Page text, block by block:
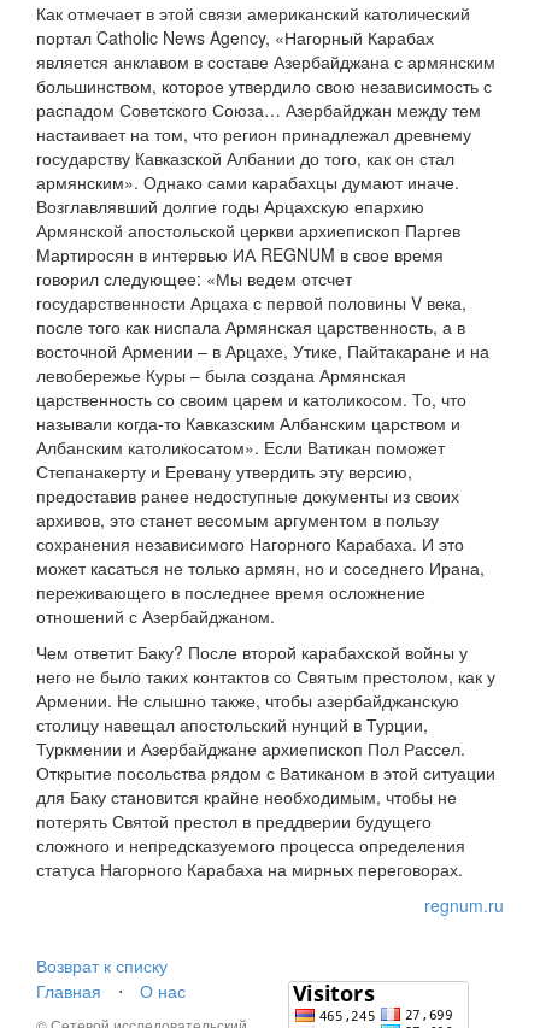
Как отмечает в этой связи американский католический
портал Catholic News Agency, «Нагорный Карабах
является анклавом в составе Азербайджана с армянским
большинством, которое утвердило свою независимость с
распадом Советского Союза… Азербайджан между тем
настаивает на том, что регион принадлежал древнему
государству Кавказской Албании до того, как он стал
армянским». Однако сами карабахцы думают иначе.
Возглавлявший долгие годы Арцахскую епархию
Армянской апостольской церкви архиепископ Паргев
Мартиросян в интервью ИА REGNUM в свое время
говорил следующее: «Мы ведем отсчет
государственности Арцаха с первой половины V века,
после того как ниспала Армянская царственность, а в
восточной Армении – в Арцахе, Утике, Пайтакаране и на
левобережье Куры – была создана Армянская
царственность со своим царем и католикосом. То, что
называли когда-то Кавказским Албанским царством и
Албанским католикосатом». Если Ватикан поможет
Степанакерту и Еревану утвердить эту версию,
предоставив ранее недоступные документы из своих
архивов, это станет весомым аргументом в пользу
сохранения независимого Нагорного Карабаха. И это
может касаться не только армян, но и соседнего Ирана,
переживающего в последнее время осложнение
отношений с Азербайджаном.
Чем ответит Баку? После второй карабахской войны у
него не было таких контактов со Святым престолом, как у
Армении. Не слышно также, чтобы азербайджанскую
столицу навещал апостольский нунций в Турции,
Туркмении и Азербайджане архиепископ Пол Рассел.
Открытие посольства рядом с Ватиканом в этой ситуации
для Баку становится крайне необходимым, чтобы не
потерять Святой престол в преддверии будущего
сложного и непредсказуемого процесса определения
статуса Нагорного Карабаха на мирных переговорах.
regnum.ru
Возврат к списку
Главная
⋅ О нас